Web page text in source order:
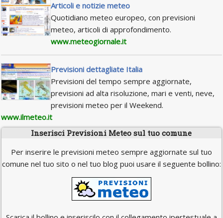
Articoli e notizie meteo
Quotidiano meteo europeo, con previsioni
meteo, articoli di approfondimento.
www.meteogiornale.it
Previsioni dettagliate Italia
Previsioni del tempo sempre aggiornate,
previsioni ad alta risoluzione, mari e venti, neve,
previsioni meteo per il Weekend.
www.ilmeteo.it
Inserisci Previsioni Meteo sul tuo comune
Per inserire le previsioni meteo sempre aggiornate sul tuo
comune nel tuo sito o nel tuo blog puoi usare il seguente bollino: